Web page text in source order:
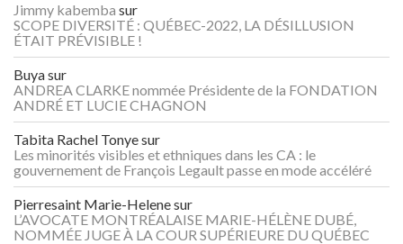
Jimmy kabemba sur
SCOPE DIVERSITÉ : QUÉBEC-2022, LA DÉSILLUSION
ÉTAIT PRÉVISIBLE !
Buyasur
ANDREA CLARKE nommée Présidente de la FONDATION
ANDRÉ ET LUCIE CHAGNON
Tabita Rachel Tonyesur
Les minorités visibles et ethniques dans les CA : le
gouvernement de François Legault passe en mode accéléré
Pierresaint Marie-Helenesur
L’AVOCATE MONTRÉALAISE MARIE-HÉLÈNE DUBÉ,
NOMMÉE JUGE À LA COUR SUPÉRIEURE DU QUÉBEC